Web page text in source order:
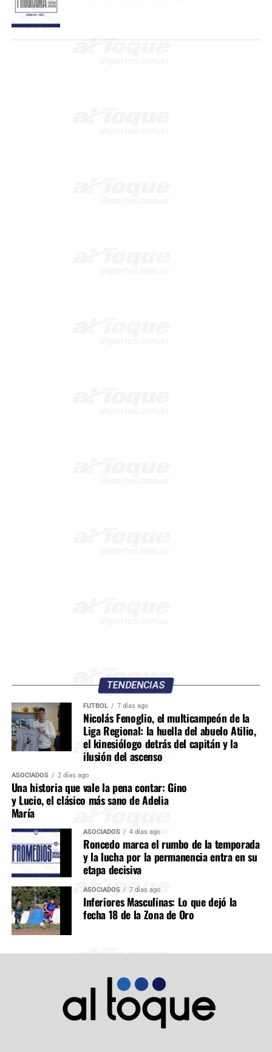
TENDENCIAS
FÚTBOL 7 días ago
Nicolás Fenoglio, el multicampeón de la
Liga Regional: la huella del abuelo Atilio,
el kinesiólogo detrás del capitán y la
ilusión del ascenso
ASOCIADOS 2 días ago
Una historia que vale la pena contar: Gino
y Lucio, el clásico más sano de Adelia
María
ASOCIADOS 4 días ago
Roncedo marca el rumbo de la temporada
y la lucha por la permanencia entra en su
etapa decisiva
ASOCIADOS 7 días ago
Inferiores Masculinas: Lo que dejó la
fecha 18 de la Zona de Oro